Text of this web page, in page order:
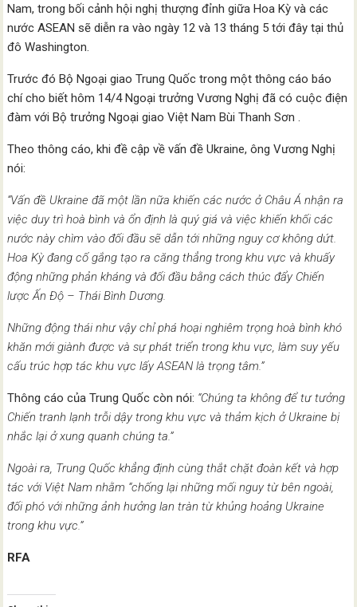
Nam, trong bối cảnh hội nghị thượng đỉnh giữa Hoa Kỳ và các
nước ASEAN sẽ diễn ra vào ngày 12 và 13 tháng 5 tới đây tại thủ
đô Washington.
Trước đó Bộ Ngoại giao Trung Quốc trong một thông cáo báo
chí cho biết hôm 14/4 Ngoại trưởng Vương Nghị đã có cuộc điện
đàm với Bộ trưởng Ngoại giao Việt Nam Bùi Thanh Sơn .
Theo thông cáo, khi đề cập về vấn đề Ukraine, ông Vương Nghị
nói:
“Vấn đề Ukraine đã một lần nữa khiến các nước ở Châu Á nhận ra
việc duy trì hoà bình và ổn định là quý giá và việc khiến khối các
nước này chìm vào đối đầu sẽ dẫn tới những nguy cơ không dứt.
Hoa Kỳ đang cố gắng tạo ra căng thẳng trong khu vực và khuấy
động những phản kháng và đối đầu bằng cách thúc đẩy Chiến
lược Ấn Độ – Thái Bình Dương.
Những động thái như vậy chỉ phá hoại nghiêm trọng hoà bình khó
khăn mới giành được và sự phát triển trong khu vực, làm suy yếu
cấu trúc hợp tác khu vực lấy ASEAN là trọng tâm.”
Thông cáo của Trung Quốc còn nói: “Chúng ta không để tư tưởng
Chiến tranh lạnh trỗi dậy trong khu vực và thảm kịch ở Ukraine bị
nhắc lại ở xung quanh chúng ta.”
Ngoài ra, Trung Quốc khẳng định cùng thắt chặt đoàn kết và hợp
tác với Việt Nam nhằm “chống lại những mối nguy từ bên ngoài,
đối phó với những ảnh hưởng lan tràn từ khủng hoảng Ukraine
trong khu vực.”
RFA